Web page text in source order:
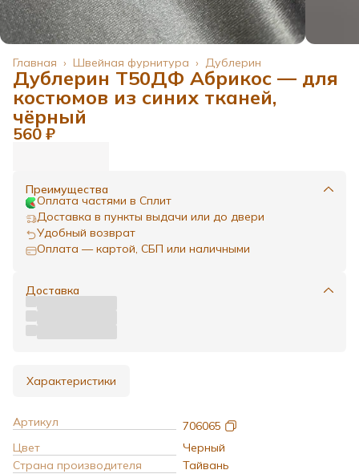
Дублерин
Швейная фурнитура ›
Главная ›
Дублерин Т50ДФ Абрикос — для
костюмов из синих тканей,
чёрный
560 ₽
Преимущества
Оплата частями в Сплит
Доставка в пункты выдачи или до двери
Удобный возврат
Оплата — картой, СБП или наличными
Доставка
Характеристики
Артикул
706065
Цвет
Черный
Страна производителя
Тайвань